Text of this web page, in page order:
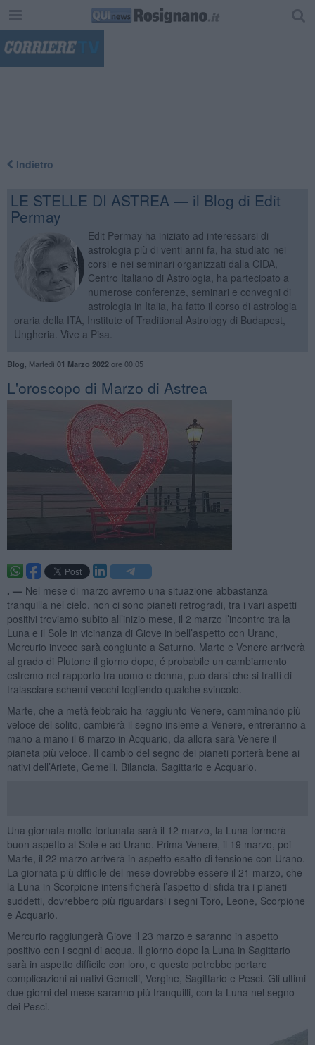
Indietro
LE STELLE DI ASTREA — il Blog di Edit
Permay
Edit Permay ha iniziato ad interessarsi di
astrologia più di venti anni fa, ha studiato nei
corsi e nei seminari organizzati dalla CIDA,
Centro Italiano di Astrologia, ha partecipato a
numerose conferenze, seminari e convegni di
astrologia in Italia, ha fatto il corso di astrologia
oraria della ITA, Institute of Traditional Astrology di Budapest,
Ungheria. Vive a Pisa.
Blog Martedì 01 Marzo 2022ore 00:05
L'oroscopo di Marzo di Astrea
. — Nel mese di marzo avremo una situazione abbastanza
tranquilla nel cielo, non ci sono pianeti retrogradi, tra i vari aspetti
positivi troviamo subito all’inizio mese, il 2 marzo l’incontro tra la
Luna e il Sole in vicinanza di Giove in bell’aspetto con Urano,
Mercurio invece sarà congiunto a Saturno. Marte e Venere arriverà
al grado di Plutone il giorno dopo, é probabile un cambiamento
estremo nel rapporto tra uomo e donna, può darsi che si tratti di
tralasciare schemi vecchi togliendo qualche svincolo.
Marte, che a metà febbraio ha raggiunto Venere, camminando più
veloce del solito, cambierà il segno insieme a Venere, entreranno a
mano a mano il 6 marzo in Acquario, da allora sarà Venere il
pianeta più veloce. Il cambio del segno dei pianeti porterà bene ai
nativi dell’Ariete, Gemelli, Bilancia, Sagittario e Acquario.
Una giornata molto fortunata sarà il 12 marzo, la Luna formerà
buon aspetto al Sole e ad Urano. Prima Venere, il 19 marzo, poi
Marte, il 22 marzo arriverà in aspetto esatto di tensione con Urano.
La giornata più difficile del mese dovrebbe essere il 21 marzo, che
la Luna in Scorpione intensificherà l’aspetto di sfida tra i pianeti
suddetti, dovrebbero più riguardarsi i segni Toro, Leone, Scorpione
e Acquario.
Mercurio raggiungerà Giove il 23 marzo e saranno in aspetto
positivo con i segni di acqua. Il giorno dopo la Luna in Sagittario
sarà in aspetto difficile con loro, e questo potrebbe portare
complicazioni ai nativi Gemelli, Vergine, Sagittario e Pesci. Gli ultimi
due giorni del mese saranno più tranquilli, con la Luna nel segno
dei Pesci.